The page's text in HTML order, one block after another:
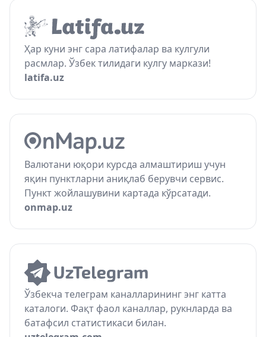
Ҳар куни энг сара латифалар ва кулгули
расмлар. Ўзбек тилидаги кулгу маркази!
latifa.uz
Валютани юқори курсда алмаштириш учун
яқин пунктларни аниқлаб берувчи сервис.
Пункт жойлашувини картада кўрсатади.
onmap.uz
Ўзбекча телеграм каналларининг энг катта
каталоги. Фақт фаол каналлар, рукнларда ва
батафсил статистикаси билан.